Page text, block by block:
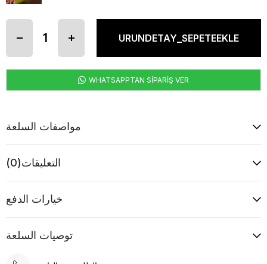
WHATSAPPTAN SİPARİŞ VER
مواصفات السلعة
التعليقات(0)
خيارات الدفع
توصيات السلعة